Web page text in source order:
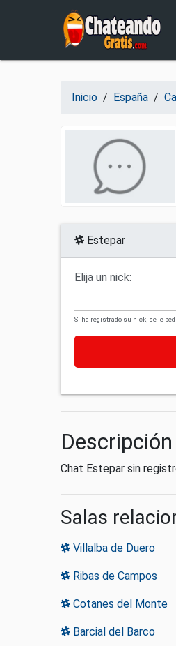
Salir del contenido
Inicio / España /
Estepar
Elija un nick:
Si ha registrado su nick, se le
Chat Estepar sin
Salas
Villalba de Duero
Ribas de Campos
Cotanes del Monte
Barcial del Barco